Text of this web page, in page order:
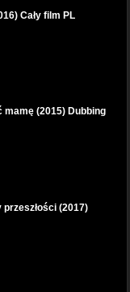
Cały film PL
mamę (2015) Dubbing
(2017)